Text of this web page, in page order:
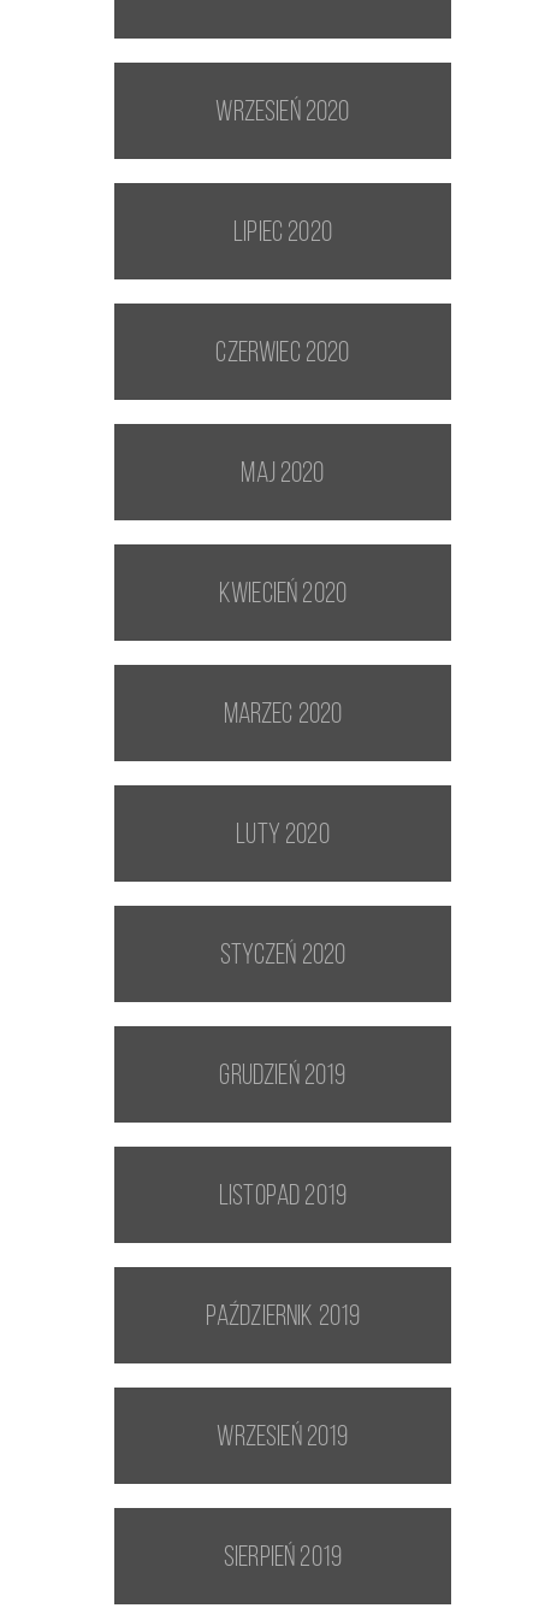
wrzesień 2020
lipiec 2020
czerwiec 2020
maj 2020
kwiecień 2020
marzec 2020
luty 2020
styczeń 2020
grudzień 2019
listopad 2019
październik 2019
wrzesień 2019
sierpień 2019